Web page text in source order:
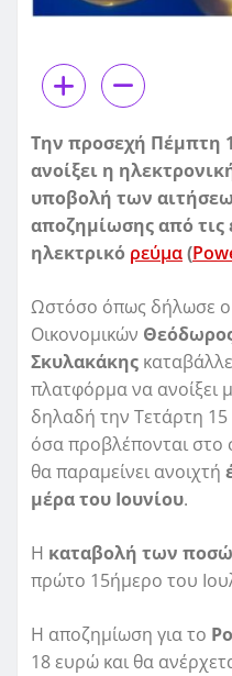
Την προσεχή Πέμπτη
ανοίξει η
υποβολή των
αποζημίωσης από τις
ηλεκτρικό ρεύμα(
Ωστόσο όπως δήλωσε
Οικονομικών
Σκυλακάκης
πλατφόρμα να ανοίξει
δηλαδή την Τετάρτη
όσα προβλέπονται
θα παραμείνει ανοιχτή
μέρα του Ιουνίου.
Η καταβολή των
πρώτο 15ήμερο του
Η αποζημίωση για το
18 ευρώ και θα